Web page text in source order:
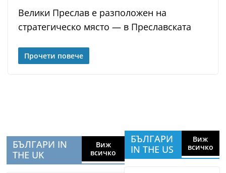
Велики Преслав е разположен на
стратегическо място — в Преславската
Прочети повече
БЪЛГАРИ IN
THE UK
Виж
всичко
БЪЛГАРИ
IN THE US
Виж
всичко